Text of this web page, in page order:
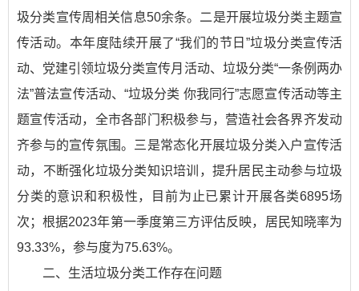
圾分类宣传周相关信息50余条。二是开展垃圾分类主题宣
传活动。本年度陆续开展了“我们的节日”垃圾分类宣传活
动、党建引领垃圾分类宣传月活动、垃圾分类“一条例两办
法”普法宣传活动、“垃圾分类 你我同行”志愿宣传活动等主
题宣传活动，全市各部门积极参与，营造社会各界齐发动
齐参与的宣传氛围。三是常态化开展垃圾分类入户宣传活
动，不断强化垃圾分类知识培训，提升居民主动参与垃圾
分类的意识和积极性，目前为止已累计开展各类6895场
次；根据2023年第一季度第三方评估反映，居民知晓率为
93.33%，参与度为75.63%。
二、生活垃圾分类工作存在问题